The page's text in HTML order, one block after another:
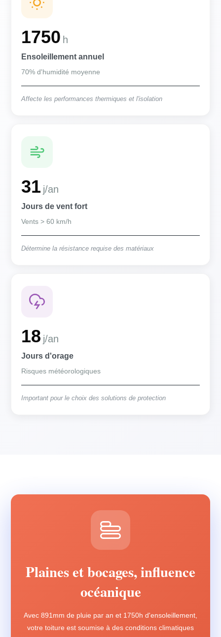
1750 h
Ensoleillement annuel
70% d'humidité moyenne
Affecte les performances thermiques et l'isolation
31 j/an
Jours de vent fort
Vents > 60 km/h
Détermine la résistance requise des matériaux
18 j/an
Jours d'orage
Risques météorologiques
Important pour le choix des solutions de protection
Plaines et bocages, influence
océanique
Avec 891mm de pluie par an et 1750h d'ensoleillement,
votre toiture est soumise à des conditions climatiques